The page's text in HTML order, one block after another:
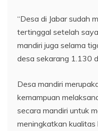
“Desa di Jabar sudah
tertinggal setelah
mandiri juga selama
desa sekarang 1.130
Desa mandiri
kemampuan
secara mandiri untuk
meningkatkan kualitas